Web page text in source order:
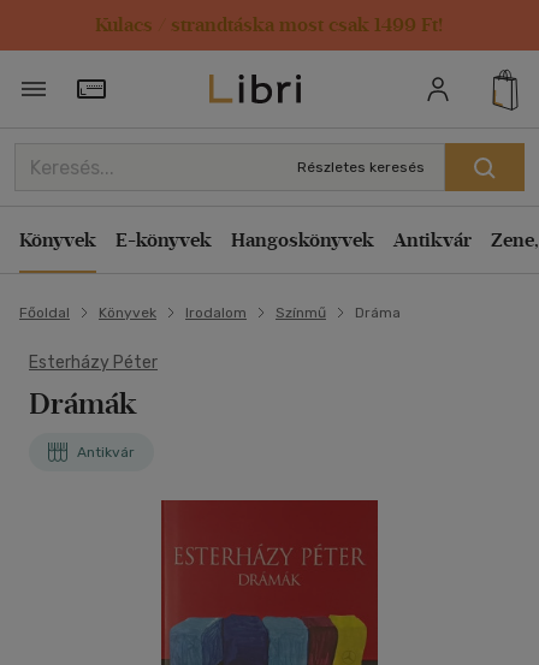
Kulacs / strandtáska most csak 1499 Ft!
Törzsvásárlói Kártya adatai
Részletes keresés
Könyvek E-könyvek Hangoskönyvek Antikvár
Főoldal Könyvek Irodalom Színmű Dráma
Esterházy Péter
Drámák
Antikvár